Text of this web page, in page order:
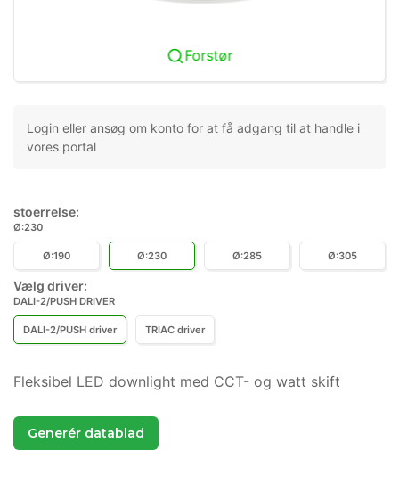
Forstør
Login eller ansøg om konto for at få adgang til at handle i
vores portal
stoerrelse:
Ø:230
Ø:190 Ø:230 Ø:285 Ø:305
Vælg driver:
DALI-2/PUSH DRIVER
DALI-2/PUSH driver TRIAC driver
Fleksibel LED downlight med CCT- og watt skift
Generér datablad